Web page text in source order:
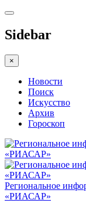
Sidebar
×
Новости
Поиск
Искусство
Архив
Гороскоп
Региональное
«РИАСАР»